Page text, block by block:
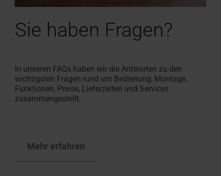
Sie haben Fragen?
In unseren FAQs haben wir die Antworten zu den
wichtigsten Fragen rund um Bedienung, Montage,
Funktionen, Preise, Lieferzeiten und Services
zusammengestellt.
Mehr erfahren